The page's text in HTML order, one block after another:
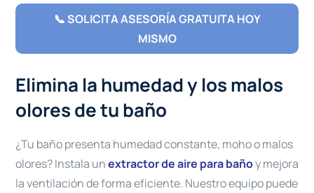
📞 SOLICITA ASESORÍA GRATUITA HOY
MISMO
Elimina la humedad y los malos
olores de tu baño
¿Tu baño presenta humedad constante, moho o malos
olores? Instala unextractor de aire para bañoy mejora
la ventilación de forma eficiente. Nuestro equipo puede